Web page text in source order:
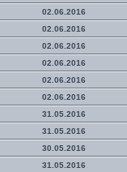
02.06.2016
02.06.2016
02.06.2016
02.06.2016
02.06.2016
02.06.2016
31.05.2016
31.05.2016
30.05.2016
31.05.2016